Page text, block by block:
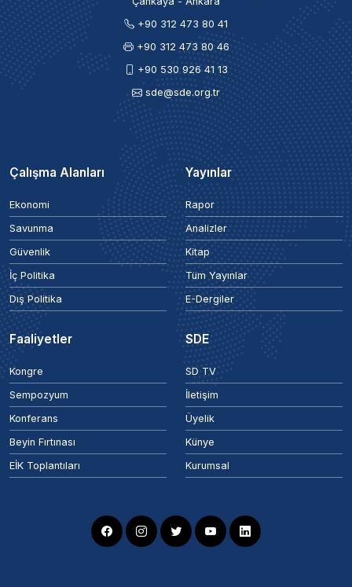
+90 312 473 80 41
+90 312 473 80 46
+90 530 926 41 13
sde@sde.org.tr
Çalışma Alanları
Ekonomi
Savunma
Güvenlik
İç Politika
Dış Politika
Yayınlar
Rapor
Analizler
Kitap
Tüm Yayınlar
E-Dergiler
Faaliyetler
Kongre
Sempozyum
Konferans
Beyin Fırtınası
EİK Toplantıları
SDE
SD TV
İletişim
Üyelik
Künye
Kurumsal